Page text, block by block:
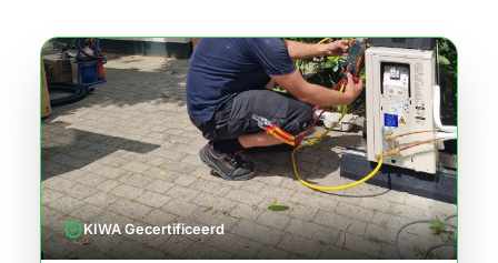
verifiedKIWA Gecertificeerd